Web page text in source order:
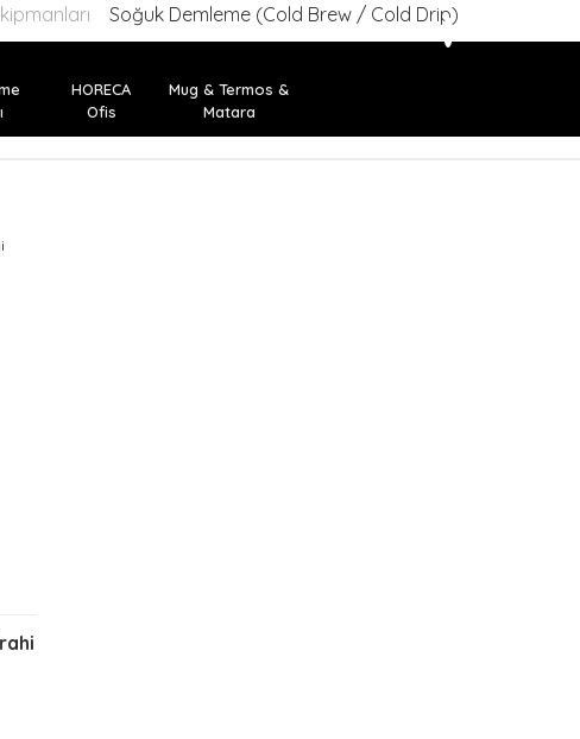
HORECA
Ofis
Mug & Termos &
Matara
Soğuk Demleme (Cold Brew / Cold Drip)